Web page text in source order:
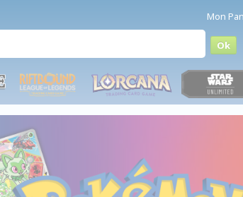
Mon